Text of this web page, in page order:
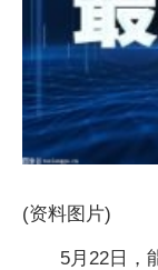
(资料图片)
5月22日，